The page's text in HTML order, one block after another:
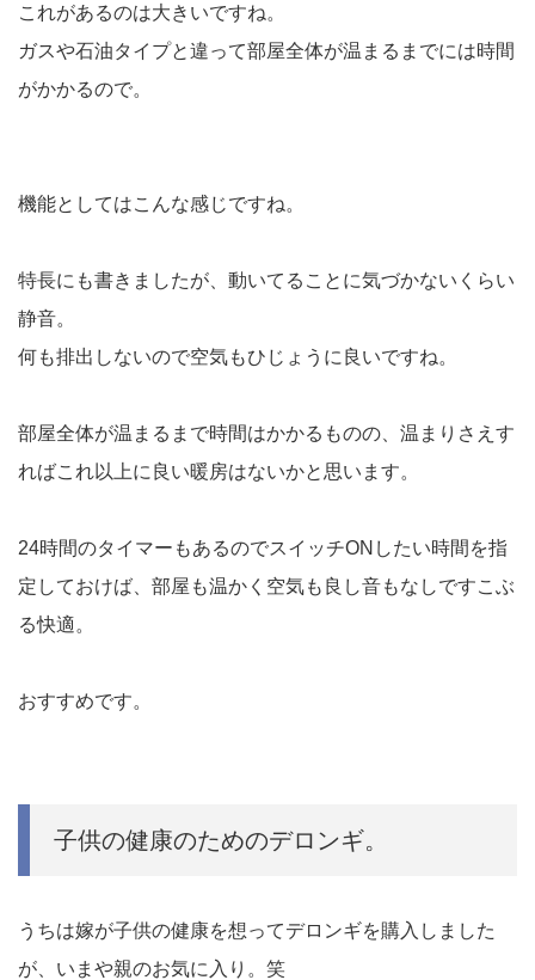
これがあるのは大きいですね。
ガスや石油タイプと違って部屋全体が温まるまでには時間
がかかるので。
機能としてはこんな感じですね。
特長にも書きましたが、動いてることに気づかないくらい
静音。
何も排出しないので空気もひじょうに良いですね。
部屋全体が温まるまで時間はかかるものの、温まりさえす
ればこれ以上に良い暖房はないかと思います。
24時間のタイマーもあるのでスイッチONしたい時間を指
定しておけば、部屋も温かく空気も良し音もなしですこぶ
る快適。
おすすめです。
子供の健康のためのデロンギ。
うちは嫁が子供の健康を想ってデロンギを購入しました
が、いまや親のお気に入り。笑